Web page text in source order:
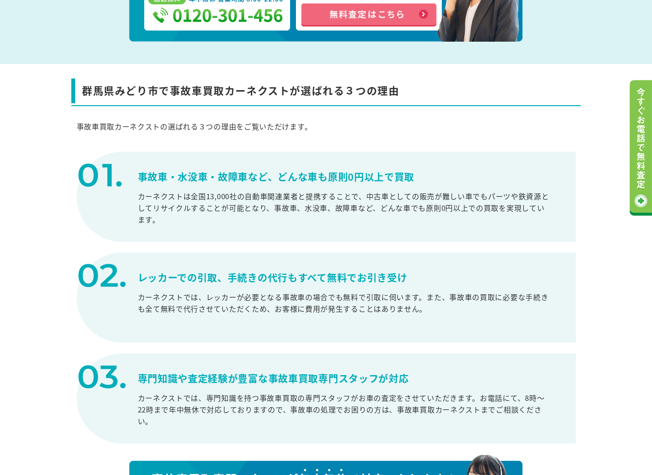
群馬県みどり市で事故車買取カーネクストが選ばれる３つの理由
事故車買取カーネクストの選ばれる３つの理由をご覧いただけます。
事故車・水没車・故障車など、どんな車も原則0円以上で買取
カーネクストは全国13,000社の自動車関連業者と提携することで、中古車としての販売が難しい車でもパーツや鉄資源と
してリサイクルすることが可能となり、事故車、水没車、故障車など、どんな車でも原則0円以上での買取を実現してい
ます。
レッカーでの引取、手続きの代行もすべて無料でお引き受け
カーネクストでは、レッカーが必要となる事故車の場合でも無料で引取に伺います。また、事故車の買取に必要な手続き
も全て無料で代行させていただくため、お客様に費用が発生することはありません。
専門知識や査定経験が豊富な事故車買取専門スタッフが対応
カーネクストでは、専門知識を持つ事故車買取の専門スタッフがお車の査定をさせていただきます。お電話にて、8時～
22時まで年中無休で対応しておりますので、事故車の処理でお困りの方は、事故車買取カーネクストまでご相談くださ
い。